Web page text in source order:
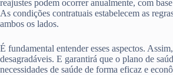
reajustes podem ocorrer anualmente, com
As condições contratuais estabelecem as
ambos os lados.
É fundamental entender esses aspectos.
desagradáveis. E garantirá que o plano de
necessidades de saúde de forma eficaz e